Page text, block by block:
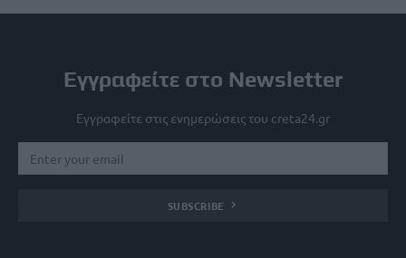
Εγγραφείτε στο Newsletter
Εγγραφείτε στις ενημερώσεις του creta24.gr
SUBSCRIBE